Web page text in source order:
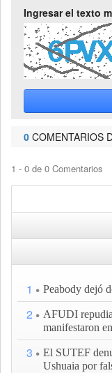
Ingresar el texto
0 COMENTARIOS
1 - 0 de 0 Comentarios
1 Peabody dejó
2
AFUDI
manifestaron
3
El SUTEF
Ushuaia por